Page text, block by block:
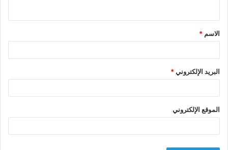
ق
*
الاسم *
البريد الإلكتروني*
الموقع الإلكتروني